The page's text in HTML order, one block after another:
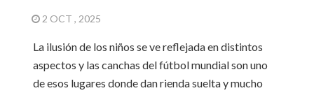
2 OCT , 2025
La ilusión de los niños se ve reflejada en distintos
aspectos y las canchas del fútbol mundial son uno
de esos lugares donde dan rienda suelta y mucho